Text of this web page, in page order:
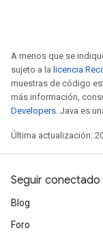
A menos que se
sujeto a la licencia
muestras de código
más información,
Developers. Java es
Última actualización:
Seguir conectado
Blog
Foro